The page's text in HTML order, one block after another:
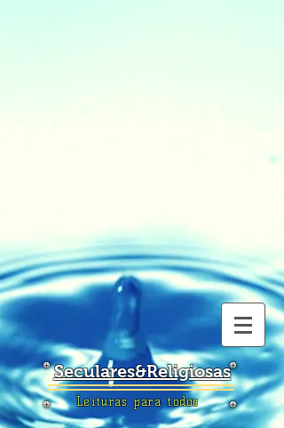
Seculares&Religiosas
Leituras para todos